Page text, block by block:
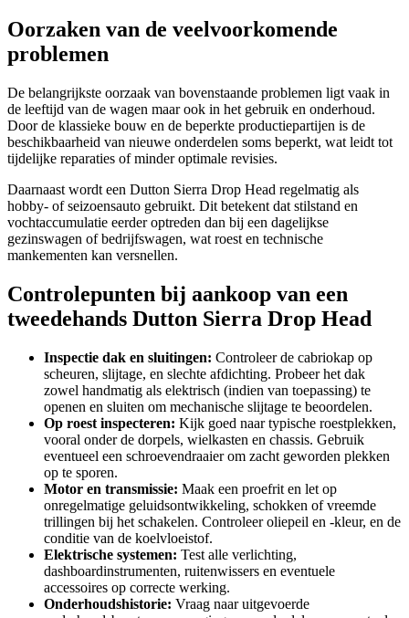
Oorzaken van de veelvoorkomende
problemen
De belangrijkste oorzaak van bovenstaande problemen ligt vaak in
de leeftijd van de wagen maar ook in het gebruik en onderhoud.
Door de klassieke bouw en de beperkte productiepartijen is de
beschikbaarheid van nieuwe onderdelen soms beperkt, wat leidt tot
tijdelijke reparaties of minder optimale revisies.
Daarnaast wordt een Dutton Sierra Drop Head regelmatig als
hobby- of seizoensauto gebruikt. Dit betekent dat stilstand en
vochtaccumulatie eerder optreden dan bij een dagelijkse
gezinswagen of bedrijfswagen, wat roest en technische
mankementen kan versnellen.
Controlepunten bij aankoop van een
tweedehands Dutton Sierra Drop Head
Inspectie dak en sluitingen: Controleer de cabriokap op
scheuren, slijtage, en slechte afdichting. Probeer het dak
zowel handmatig als elektrisch (indien van toepassing) te
openen en sluiten om mechanische slijtage te beoordelen.
Op roest inspecteren: Kijk goed naar typische roestplekken,
vooral onder de dorpels, wielkasten en chassis. Gebruik
eventueel een schroevendraaier om zacht geworden plekken
op te sporen.
Motor en transmissie: Maak een proefrit en let op
onregelmatige geluidsontwikkeling, schokken of vreemde
trillingen bij het schakelen. Controleer oliepeil en -kleur, en de
conditie van de koelvloeistof.
Elektrische systemen: Test alle verlichting,
dashboardinstrumenten, ruitenwissers en eventuele
accessoires op correcte werking.
Onderhoudshistorie: Vraag naar uitgevoerde